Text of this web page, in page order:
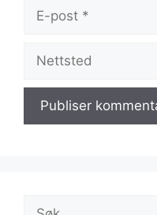
Nettsted
Søk